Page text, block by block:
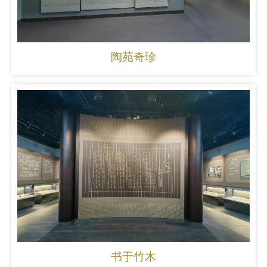
陶苑奇珍
书于竹木